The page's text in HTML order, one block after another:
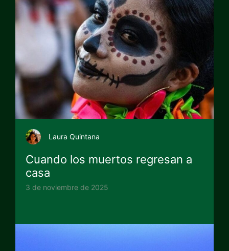
Laura Quintana
Cuando los muertos regresan a
casa
3 de noviembre de 2025